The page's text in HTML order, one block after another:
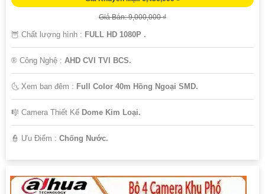
Giá Bán: 9,000,000 ₫
🦉 Chất lượng hình : FULL HD 1080P .
®️ Công Nghệ : AHD CVI TVI BCS.
🌜 Xem ban đêm : Full Color 40m Hồng Ngoại SMD.
🎼️ Camera Thiết Kế Dome Kim Loại.
️👮 Ưu Điểm : Chống Nước.